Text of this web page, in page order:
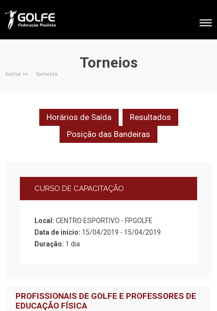
Torneios
home >> torneios
Horários de Saída
Resultados
Posição das Bandeiras
CURSO DE CAPACITAÇÃO
Local:CENTRO ESPORTIVO - FPGOLFE
Data de início: 15/04/2019 - 15/04/2019
Duração: 1 dia
PROFISSIONAIS DE GOLFE E PROFESSORES DE
EDUCAÇÃO FÍSICA